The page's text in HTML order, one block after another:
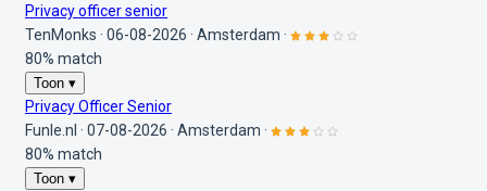
Privacy officer senior
TenMonks · 06-08-2026 · Amsterdam ·
80% match
Toon ▾
Privacy Officer Senior
Funle.nl · 07-08-2026 · Amsterdam ·
80% match
Toon ▾